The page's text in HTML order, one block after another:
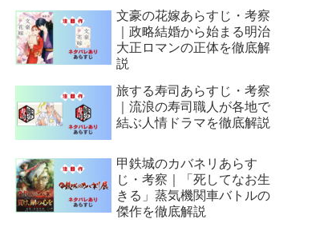
文豪の花嫁あらすじ・考察
｜政略結婚から始まる明治
大正ロマンの正体を徹底解
説
旅する寿司あらすじ・考察
｜流浪の寿司職人が各地で
結ぶ人情ドラマを徹底解説
甲鉄城のカバネリあらす
じ・考察｜「死してなお生
きる」蒸気機関車バトルの
傑作を徹底解説